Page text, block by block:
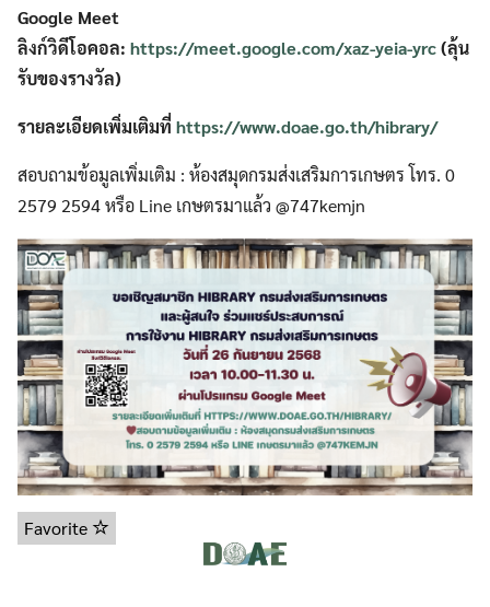
Google Meet
ลิงก์วิดีโอคอล: https://meet.google.com/xaz-yeia-yrc(ลุ้น
รับของรางวัล)
รายละเอียดเพิ่มเติมที่ https://www.doae.go.th/hibrary/
สอบถามข้อมูลเพิ่มเติม : ห้องสมุดกรมส่งเสริมการเกษตร โทร. 0
2579 2594 หรือ Line เกษตรมาแล้ว @747kemjn
Favorite